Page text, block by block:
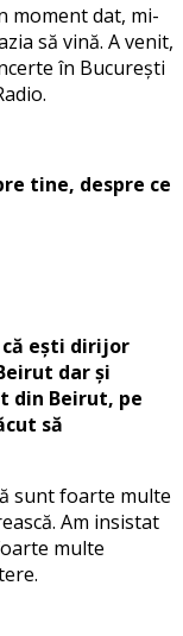
moment dat, mi-
să vină. A venit,
în București
tine, despre ce
ești dirijor
dar și
din Beirut, pe
să
sunt foarte multe
Am insistat
multe